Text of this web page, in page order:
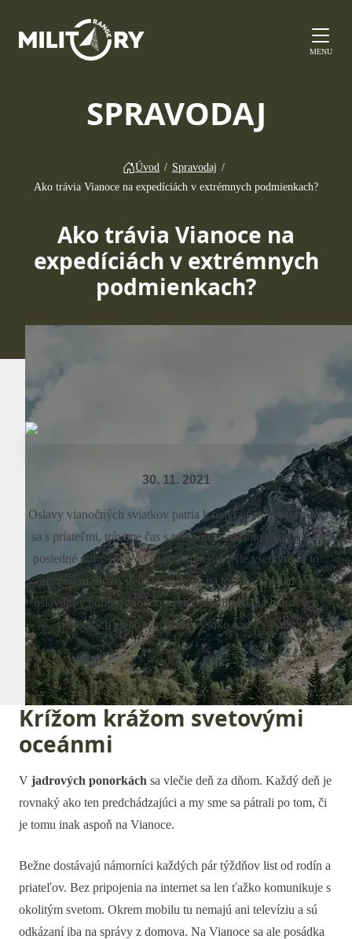
MENU
SPRAVODAJ
Úvod / Spravodaj /
Ako trávia Vianoce na expedíciách v extrémnych podmienkach?
Ako trávia Vianoce na
expedíciách v extrémnych
podmienkach?
30. 11. 2021
Oslavy vianočných sviatkov patria k najkrajším. Stretávame
sa s priateľmi, trávime čas s rodinou a snažíme sa urobiť si
posledné dni v roku čo najpríjemnejšie. Nie všetkým sa to
ale podarí. Pomysleli ste niekedy na to, ako sa Vianoce
oslavujú v bohom zabudnutých pustatinách, na jadrových
ponorkách alebo napríklad vysoko nad Zemou?
Krížom krážom svetovými
oceánmi
V jadrových ponorkách sa vlečie deň za dňom. Každý deň je
rovnaký ako ten predchádzajúci a my sme sa pátrali po tom, či
je tomu inak aspoň na Vianoce.
Bežne dostávajú námorníci každých pár týždňov list od rodín a
priateľov. Bez pripojenia na internet sa len ťažko komunikuje s
okolitým svetom. Okrem mobilu tu nemajú ani televíziu a sú
odkázaní iba na správy z domova. Na Vianoce sa ale posádka